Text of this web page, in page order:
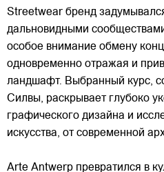
Streetwear бренд
дальновидными
особое внимание обмену
одновременно отражая и
ландшафт. Выбранный курс,
Силвы, раскрывает глубоко
графического дизайна и
искусства, от современной
Arte Antwerp превратился в